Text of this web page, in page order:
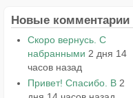
Новые комментарии
Скоро вернусь. С
набранными 2 дня 14
часов назад
Привет! Спасибо. В 2